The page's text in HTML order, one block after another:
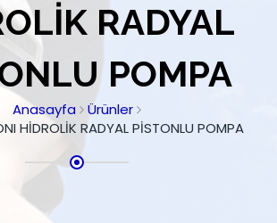
RADYAL
POMPA
Anasayfa
Ürünler
HİDROLİK RADYAL PİSTONLU POMPA